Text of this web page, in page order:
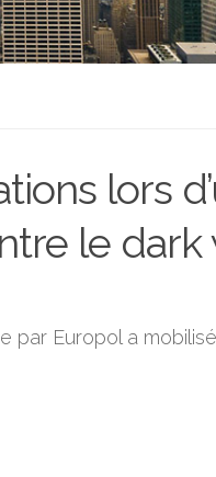
lors
le dark
par Europol a